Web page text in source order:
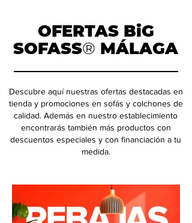
OFERTAS BiG
SOFASS® MÁLAGA
Descubre aquí nuestras ofertas destacadas en
tienda y promociones en sofás y colchones de
calidad. Además en nuestro establecimiento
encontrarás también más productos con
descuentos especiales y con financiación a tu
medida.